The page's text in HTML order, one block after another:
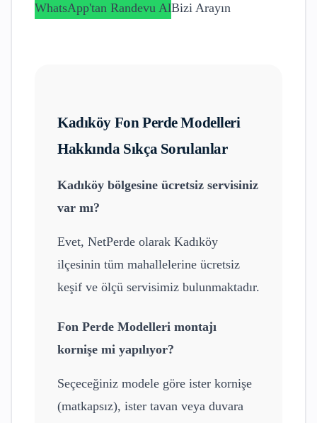
WhatsApp'tan Randevu AlBizi Arayın
Kadıköy Fon Perde Modelleri
Hakkında Sıkça Sorulanlar
Kadıköy bölgesine ücretsiz servisiniz
var mı?
Evet, NetPerde olarak Kadıköy
ilçesinin tüm mahallelerine ücretsiz
keşif ve ölçü servisimiz bulunmaktadır.
Fon Perde Modelleri montajı
kornişe mi yapılıyor?
Seçeceğiniz modele göre ister kornişe
(matkapsız), ister tavan veya duvara